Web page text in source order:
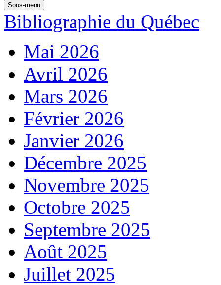
Sous-menu
Bibliographie du Québec
Mai 2026
Avril 2026
Mars 2026
Février 2026
Janvier 2026
Décembre 2025
Novembre 2025
Octobre 2025
Septembre 2025
Août 2025
Juillet 2025